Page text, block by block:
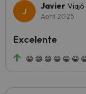
Javier Viajó
Abril 2025
😁 😁 😁 😁 😁 😁
Excelente